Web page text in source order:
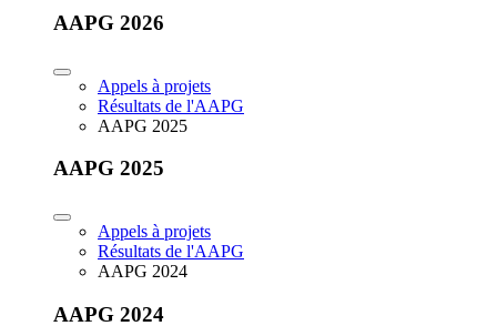
AAPG 2026
Appels à projets
Résultats de l'AAPG
AAPG 2025
AAPG 2025
Appels à projets
Résultats de l'AAPG
AAPG 2024
AAPG 2024